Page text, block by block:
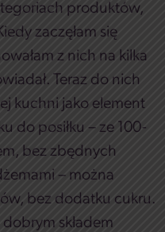
produktów,
zaczęłam się
z nich na kilka
Teraz do nich
kuchni jako element
do posiłku – ze 100-
bez zbędnych
– można
bez dodatku cukru.
składem